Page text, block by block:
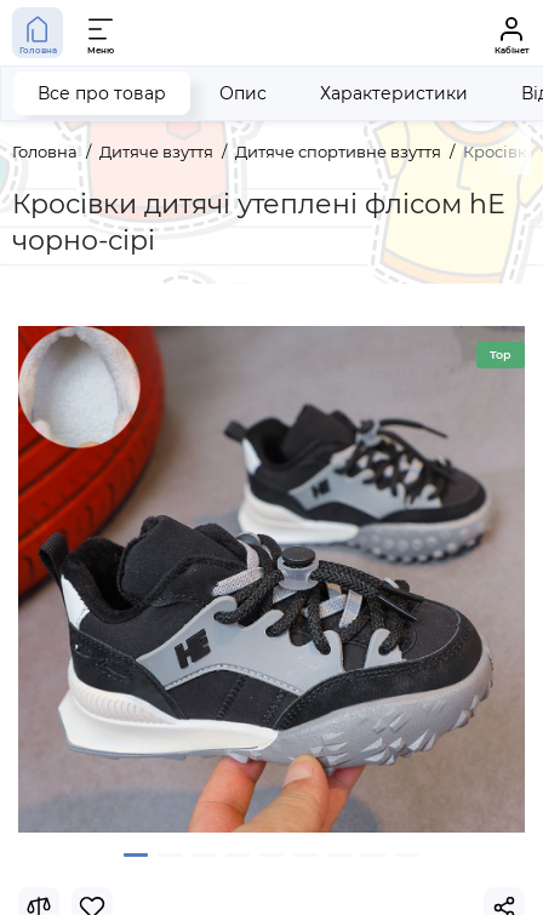
Головна Меню Кабінет
Головна Дитяче взуття Дитяче спортивне взуття Кросівки
Кросівки дитячі утеплені флісом hЕ
чорно-сірі
Все про товар Опис Характеристики
Top